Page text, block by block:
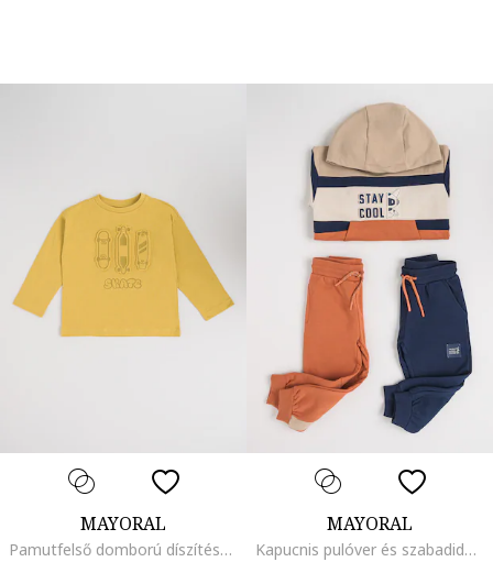
MAYORAL
Pamutfelső domború díszítéssel az elején, Mustársárga
MAYORAL
Kapucnis pulóver és szabadidőnadrág szett - 3 részes, Barna/Tengerészkék